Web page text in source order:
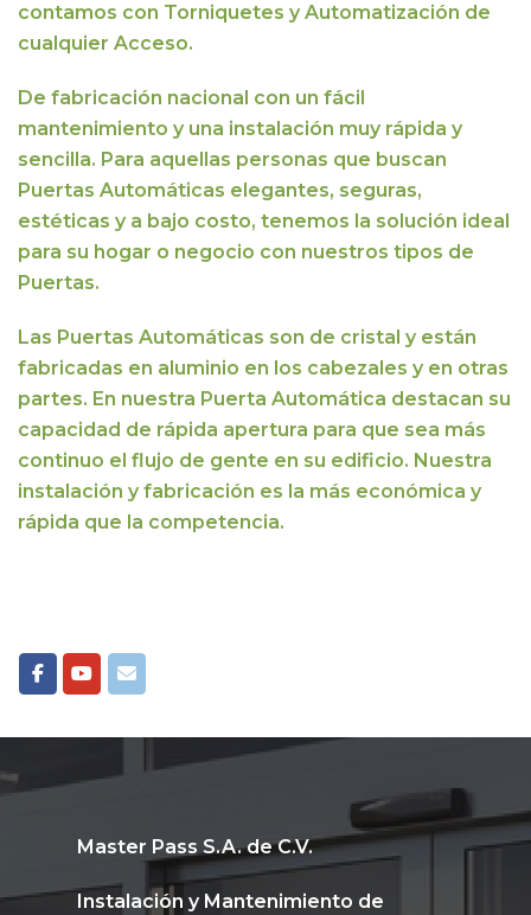
contamos con Torniquetes y Automatización de
cualquier Acceso.
De fabricación nacional con un fácil
mantenimiento y una instalación muy rápida y
sencilla. Para aquellas personas que buscan
Puertas Automáticas elegantes, seguras,
estéticas y a bajo costo, tenemos la solución ideal
para su hogar o negocio con nuestros tipos de
Puertas.
Las Puertas Automáticas son de cristal y están
fabricadas en aluminio en los cabezales y en otras
partes. En nuestra Puerta Automática destacan su
capacidad de rápida apertura para que sea más
continuo el flujo de gente en su edificio. Nuestra
instalación y fabricación es la más económica y
rápida que la competencia.
Master Pass S.A. de C.V.
Instalación y Mantenimiento de